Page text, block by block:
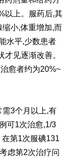
以上。服药后,其
小,体重增加,而
水平,少数患者
见逐渐改善。
愈者约为20%~
3个月以上,有
可1次治愈,1/3
第1次服碘131
虑第2次治疗问